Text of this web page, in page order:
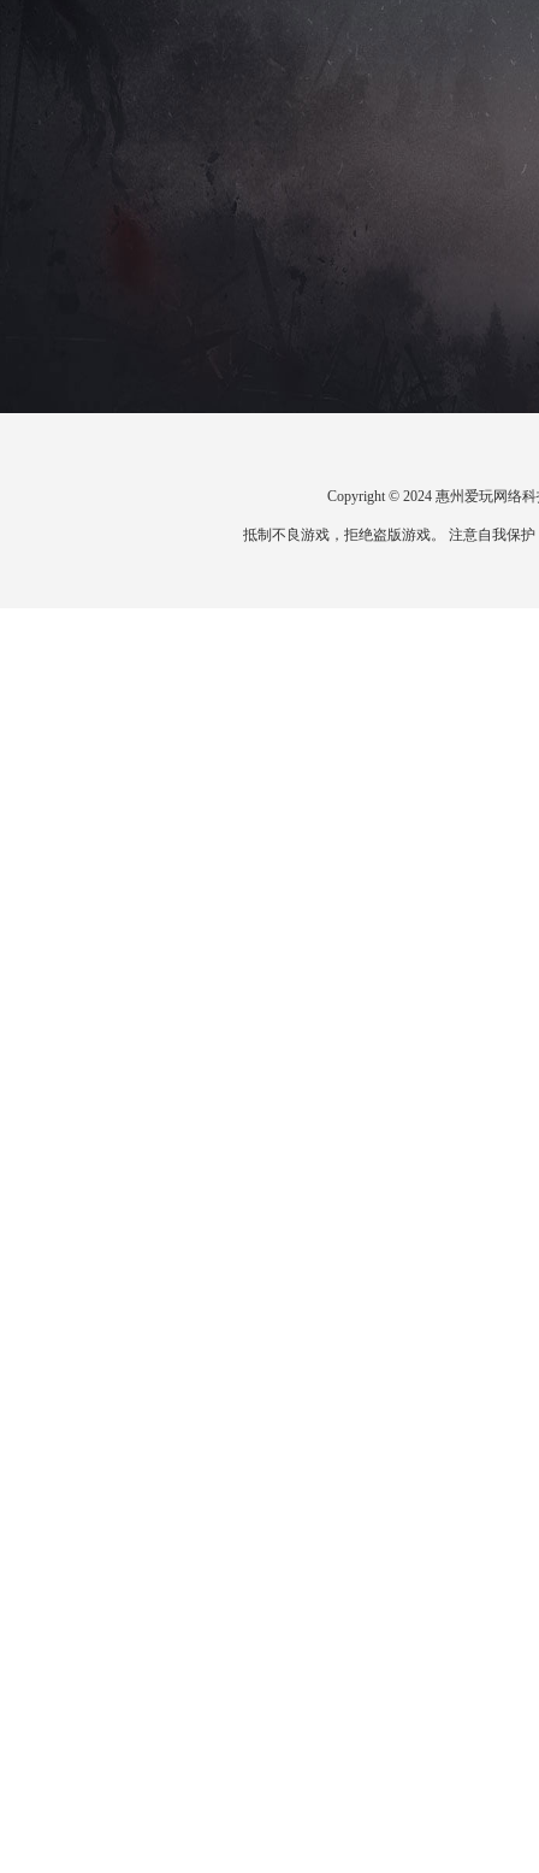
Copyright © 2024 惠州爱玩网络
抵制不良游戏，拒绝盗版游戏。 注意自我保